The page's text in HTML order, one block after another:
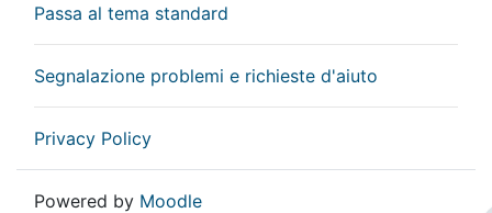
Passa al tema standard
Segnalazione problemi e richieste d'aiuto
Privacy Policy
Powered by Moodle